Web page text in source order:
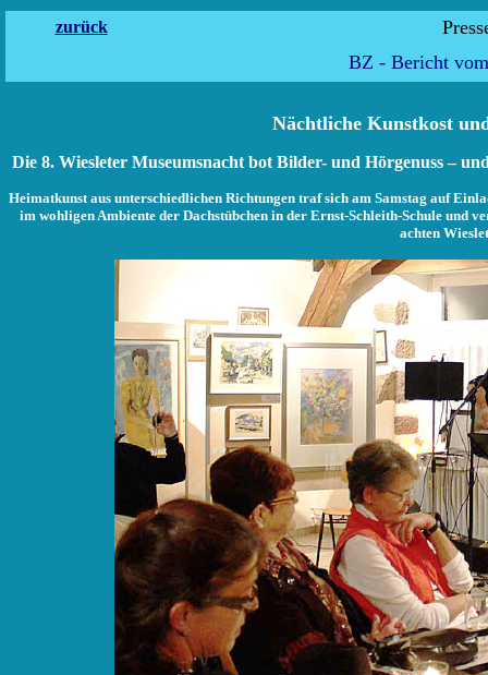
zurück
BZ - Bericht
Nächtliche Kunstkost
Die 8. Wiesleter Museumsnacht bot Bilder- und Hörgenuss –
Heimatkunst aus unterschiedlichen Richtungen traf sich am Samstag auf
im wohligen Ambiente der Dachstübchen in der Ernst-Schleith-Schule und
achten